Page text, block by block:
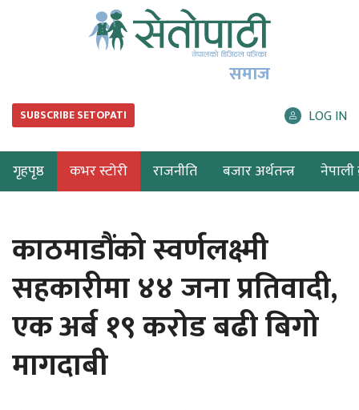
समाज
SUBSCRIBE SETOPATI LOG IN
गृहपृष्ठ कभर स्टोरी राजनीति बजार अर्थतन्त्र नेपाली
काठमाडौंको स्वर्णलक्ष्मी
सहकारीमा ४४ जना प्रतिवादी,
एक अर्ब १९ करोड बढी बिगो
मागदाबी